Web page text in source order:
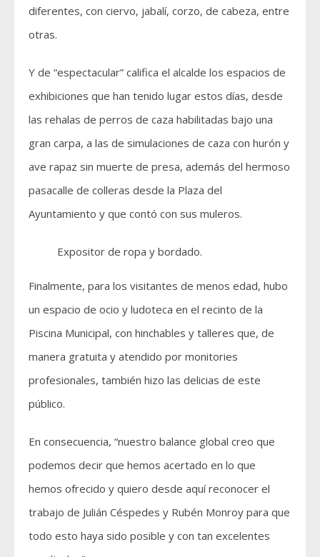
diferentes, con ciervo, jabalí, corzo, de cabeza, entre
otras.
Y de “espectacular” califica el alcalde los espacios de
exhibiciones que han tenido lugar estos días, desde
las rehalas de perros de caza habilitadas bajo una
gran carpa, a las de simulaciones de caza con hurón y
ave rapaz sin muerte de presa, además del hermoso
pasacalle de colleras desde la Plaza del
Ayuntamiento y que contó con sus muleros.
Expositor de ropa y bordado.
Finalmente, para los visitantes de menos edad, hubo
un espacio de ocio y ludoteca en el recinto de la
Piscina Municipal, con hinchables y talleres que, de
manera gratuita y atendido por monitories
profesionales, también hizo las delicias de este
público.
En consecuencia, “nuestro balance global creo que
podemos decir que hemos acertado en lo que
hemos ofrecido y quiero desde aquí reconocer el
trabajo de Julián Céspedes y Rubén Monroy para que
todo esto haya sido posible y con tan excelentes